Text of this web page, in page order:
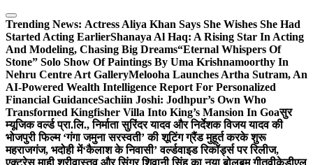
Skip
to
content
Trending News: Actress Aliya Khan Says She Wishes She Had
Started Acting EarlierShanaya Al Haq: A Rising Star In Acting
And Modeling, Chasing Big Dreams“Eternal Whispers Of
Stone” Solo Show Of Paintings By Uma Krishnamoorthy In
Nehru Centre Art GalleryMelooha Launches Artha Sutram, An
AI-Powered Wealth Intelligence Report For Personalized
Financial GuidanceSachiin Joshi: Jodhpur’s Own Who
Transformed Kingfisher Villa Into King’s Mansion In Goaसुर
म्यूजिक वर्ल्ड प्रा.लि., निर्माता सुरिंदर यादव और निर्देशक विजय यादव की
भोजपुरी फिल्म ‘गंगा जमुना सरस्वती’ की शूटिंग ग्रैंड मुहूर्त करके शुरू
महराजगंज, भदोही में‘कैलाश के निवासी’ वर्ल्डवाइड रिकॉर्ड्स पर रिलीज,
एक्ट्रेस माही श्रीवास्तव और सिंगर शिवानी सिंह का नया बोलबम गीतवीकेडीएल